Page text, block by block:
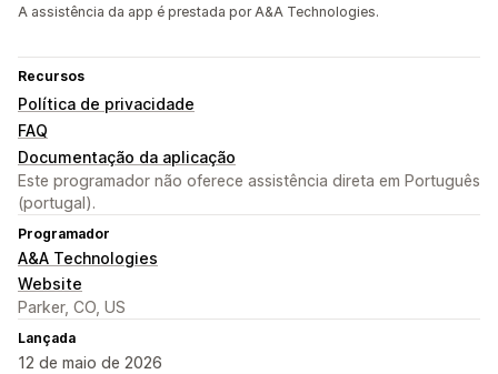
A assistência da app é prestada por A&A Technologies.
Recursos
Política de privacidade
FAQ
Documentação da aplicação
Este programador não oferece assistência direta em Português
(portugal).
Programador
A&A Technologies
Website
Parker, CO, US
Lançada
12 de maio de 2026